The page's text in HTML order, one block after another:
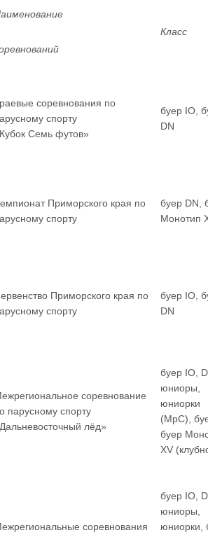
Класс
соревнования по
спорту
Семь футов»
буер IO,
DN
Приморского края по
спорту
буер DN,
Монотип
Приморского края по
спорту
буер IO,
DN
соревнование
парусному спорту
лёд»
буер IO,
юниоры,
юниорки
(МрС),
буер
XV
соревнования
буер IO,
юниоры,
юниорки,